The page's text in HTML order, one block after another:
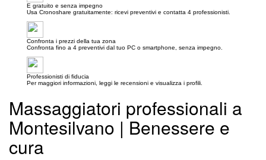
E gratuito e senza impegno
Usa Cronoshare gratuitamente: ricevi preventivi e contatta 4 professionisti.
Confronta i prezzi della tua zona
Confronta fino a 4 preventivi dal tuo PC o smartphone, senza impegno.
Professionisti di fiducia
Per maggiori informazioni, leggi le recensioni e visualizza i profili.
Massaggiatori professionali a
Montesilvano | Benessere e
cura